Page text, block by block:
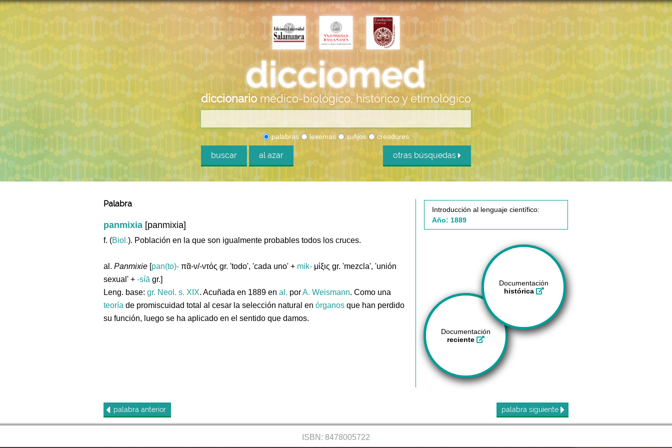
diccionario médico-biológico, histórico y etimológico
palabras lexemas sufijos creadores
buscar al azar otras búsquedas
Palabra
panmixia [panmixia]
f. (Biol.). Población en la que son igualmente probables todos los cruces.
al. Panmixie [pan(tο)- πᾶ-ν/-ντός gr. 'todo', 'cada uno' + mik- μίξις gr. 'mezcla', 'unión
sexual' + -síā gr.]
Leng. base: gr. Neol. s. XIX. Acuñada en 1889 en al. porA. Weismann. Como una
teoría de promiscuidad total al cesar la selección natural en órganos que han perdido
su función, luego se ha aplicado en el sentido que damos.
Introducción al lenguaje científico:
Año: 1889
Documentación
histórica
Documentación
reciente
palabra anterior palabra siguiente
ISBN: 8478005722